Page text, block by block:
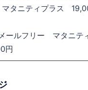
マタニティプラス
メールフリー マタニテ
円